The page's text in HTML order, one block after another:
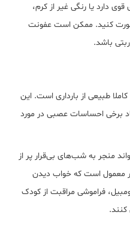
دارد یا رنگی غیر از کرم،
کنید. ممکن است عفونت
باشد.
طبیعی از بارداری است. این
برخی احساسات عصبی در مورد
منجر به شب‌های بی‌قرار پر از
معمول است که خواب دیدن
فراموشی مراقبت از کودک
کنند.